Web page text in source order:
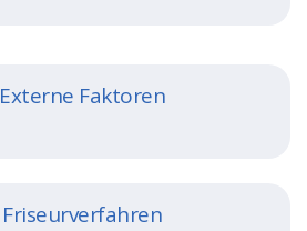
Externe Faktoren
Friseurverfahren